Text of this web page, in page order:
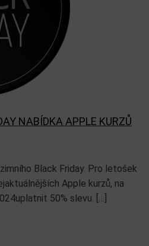
NABÍDKA APPLE KURZŮ
Black Friday. Pro letošek
Apple kurzů, na
50% slevu. […]